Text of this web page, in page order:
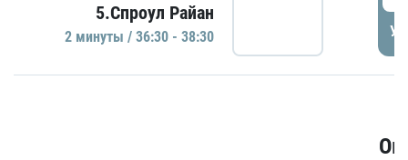
5.Спроул Райан
2 минуты / 36:30 - 38:30